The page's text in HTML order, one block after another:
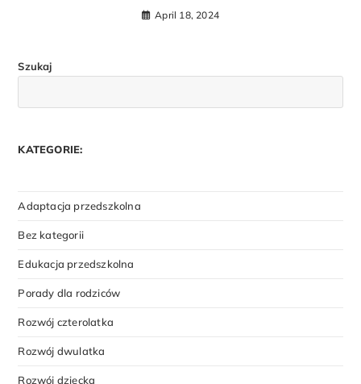
April 18, 2024
Szukaj
KATEGORIE:
Adaptacja przedszkolna
Bez kategorii
Edukacja przedszkolna
Porady dla rodziców
Rozwój czterolatka
Rozwój dwulatka
Rozwój dziecka